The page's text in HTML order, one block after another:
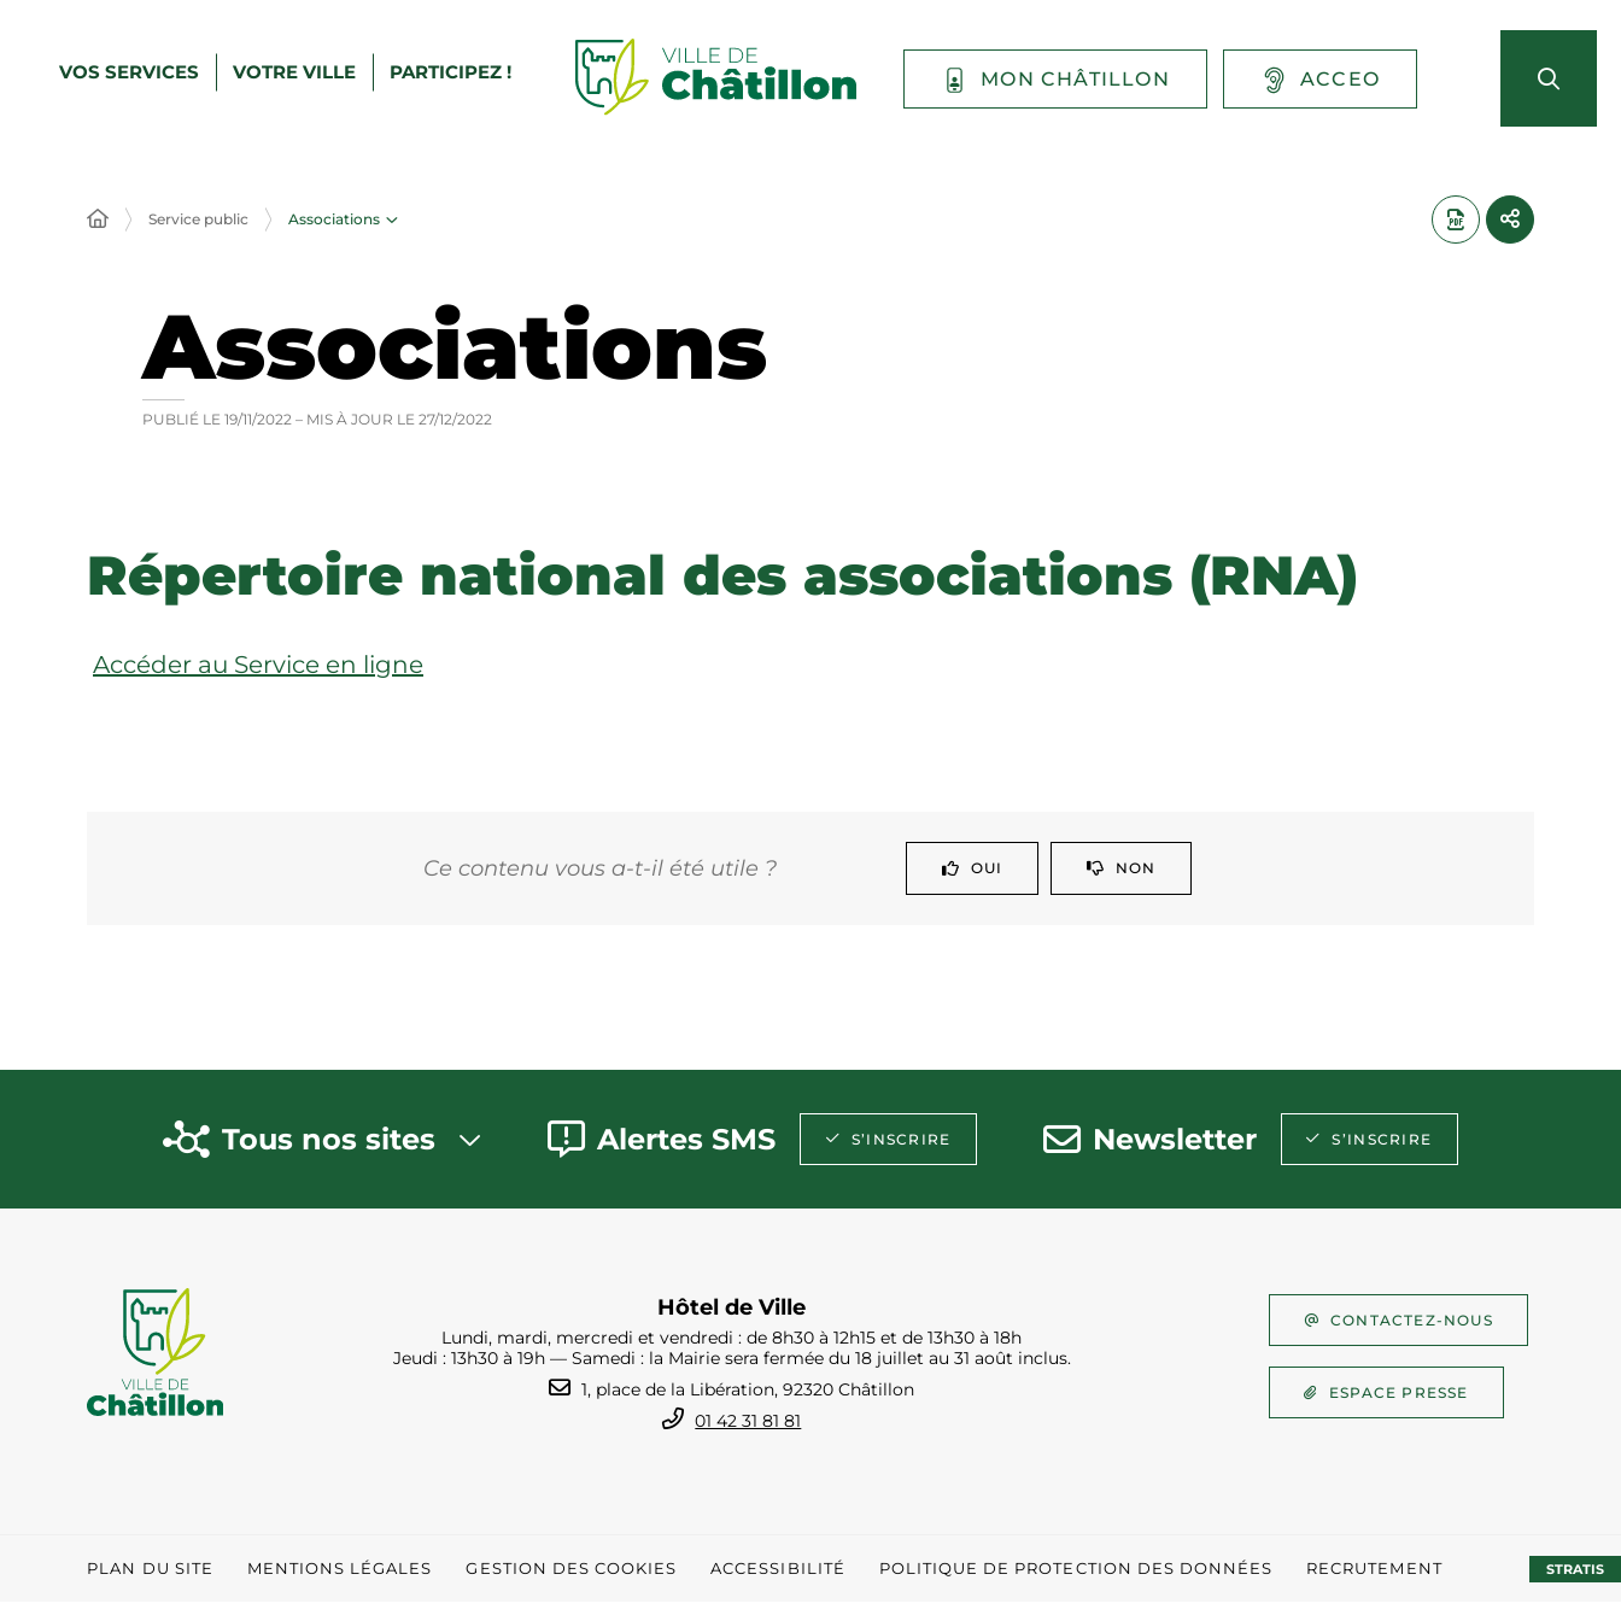
VOS SERVICES VOTRE VILLE PARTICIPEZ ! MON CHÂTILLON ACCEO
Service public Associations
Associations
PUBLIÉ LE 19/11/2022 – MIS À JOUR LE 27/12/2022
Répertoire national des associations (RNA)
Accéder au Service en ligne
Ce contenu vous a-t-il été utile ? OUI NON
Tous nos sites Alertes SMS S’INSCRIRE Newsletter S’INSCRIRE
Hôtel de Ville
Lundi, mardi, mercredi et vendredi : de 8h30 à 12h15 et de 13h30 à 18h
Jeudi : 13h30 à 19h — Samedi : la Mairie sera fermée du 18 juillet au 31 août inclus.
1, place de la Libération, 92320 Châtillon
01 42 31 81 81
CONTACTEZ-NOUS
ESPACE PRESSE
PLAN DU SITE MENTIONS LÉGALES GESTION DES COOKIES ACCESSIBILITÉ POLITIQUE DE PROTECTION DES DONNÉES RECRUTEMENT STRATIS